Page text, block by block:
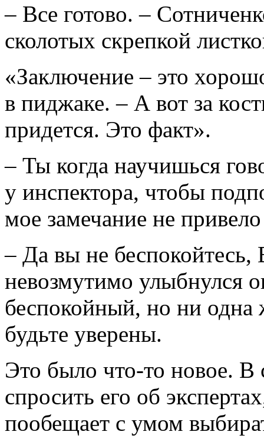
– Все готово. –
сколотых скрепкой
«Заключение – это
в пиджаке. – А вот за
придется. Это факт».
– Ты когда научишься
у инспектора, чтобы
мое замечание не привело
– Да вы не
невозмутимо улыбнулся
беспокойный, но ни одна
будьте уверены.
Это было что-то новое.
спросить его об
пообещает с умом